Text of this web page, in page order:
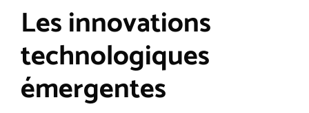
Les innovations
technologiques
émergentes